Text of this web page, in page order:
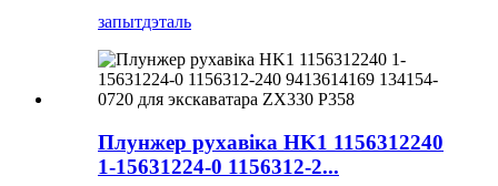
запытдэталь
Плунжер рухавіка HK1 1156312240
1-15631224-0 1156312-2...